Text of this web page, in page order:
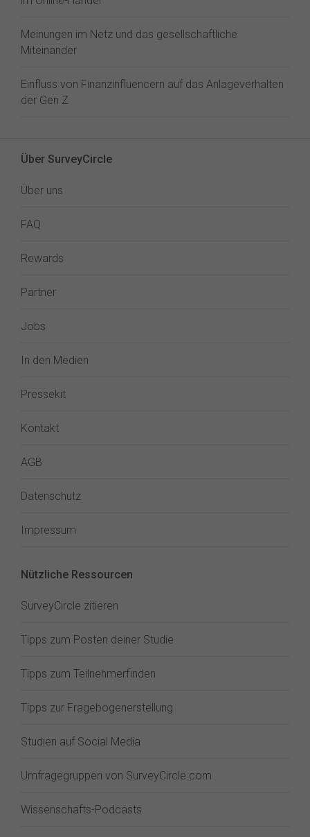
Meinungen im Netz und das gesellschaftliche
Miteinander
Einfluss von Finanzinfluencern auf das Anlageverhalten
der Gen Z⁠
Über SurveyCircle
Über uns
FAQ
Rewards
Partner
Jobs
In den Medien
Pressekit
Kontakt
AGB
Datenschutz
Impressum
Nützliche Ressourcen
SurveyCircle zitieren
Tipps zum Posten deiner Studie
Tipps zum Teilnehmerfinden
Tipps zur Fragebogenerstellung
Studien auf Social Media
Umfragegruppen von SurveyCircle.com
Wissenschafts-Podcasts